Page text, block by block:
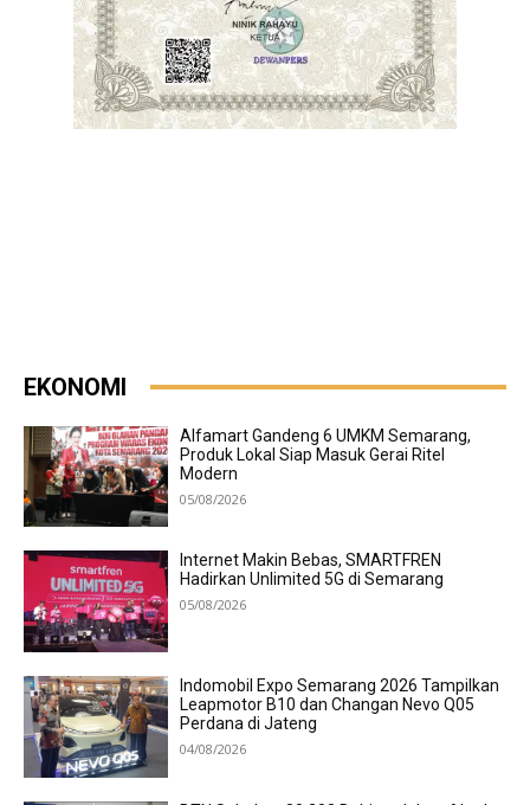
EKONOMI
Alfamart Gandeng 6 UMKM Semarang,
Produk Lokal Siap Masuk Gerai Ritel
Modern
05/08/2026
Internet Makin Bebas, SMARTFREN
Hadirkan Unlimited 5G di Semarang
05/08/2026
Indomobil Expo Semarang 2026 Tampilkan
Leapmotor B10 dan Changan Nevo Q05
Perdana di Jateng
04/08/2026